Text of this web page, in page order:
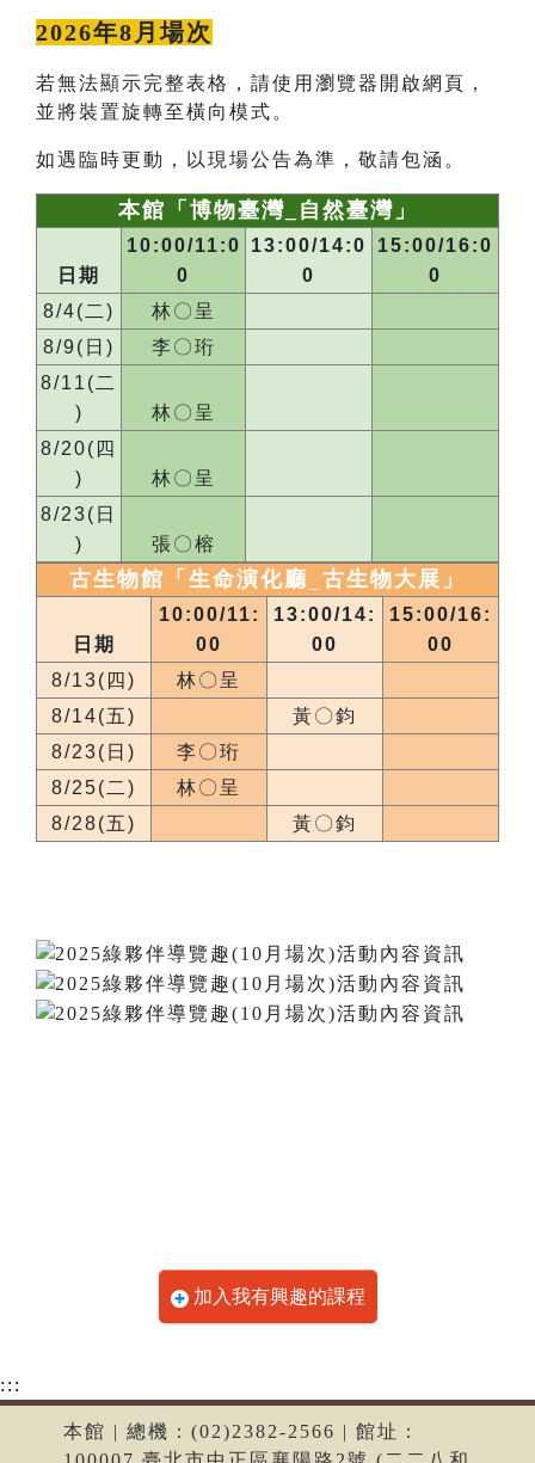
2026年8月場次
若無法顯示完整表格，請使用瀏覽器開啟網頁，
並將裝置旋轉至橫向模式。
如遇臨時更動，以現場公告為準，敬請包涵。
本館「博物臺灣_自然臺灣」
日期
10:00/11:0
0
13:00/14:0
0
15:00/16:0
0
8/4(二)
林〇呈
8/9(日)
李〇珩
8/11(二
)
林〇呈
8/20(四
)
林〇呈
8/23(日
)
張〇榕
古生物館「生命演化廳_ 古生物大展 」
日期
10:00/11:
00
13:00/14:
00
15:00/16:
00
8/13(四)
林〇呈
8/14(五)
黃〇鈞
8/23(日)
李〇珩
8/25(二)
林〇呈
8/28(五)
黃〇鈞
加入我有興趣的課程
:::
本館 | 總機：(02)2382-2566 | 館址：